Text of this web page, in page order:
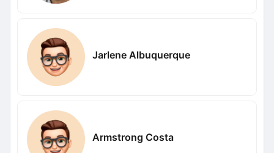
Jarlene Albuquerque
Armstrong Costa